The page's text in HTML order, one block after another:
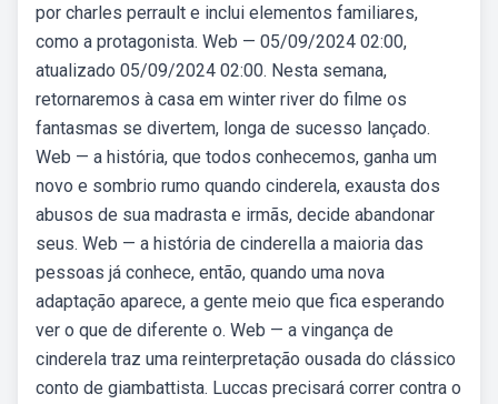
por charles perrault e inclui elementos familiares,
como a protagonista. Web — 05/09/2024 02:00,
atualizado 05/09/2024 02:00. Nesta semana,
retornaremos à casa em winter river do filme os
fantasmas se divertem, longa de sucesso lançado.
Web — a história, que todos conhecemos, ganha um
novo e sombrio rumo quando cinderela, exausta dos
abusos de sua madrasta e irmãs, decide abandonar
seus. Web — a história de cinderella a maioria das
pessoas já conhece, então, quando uma nova
adaptação aparece, a gente meio que fica esperando
ver o que de diferente o. Web — a vingança de
cinderela traz uma reinterpretação ousada do clássico
conto de giambattista. Luccas precisará correr contra o